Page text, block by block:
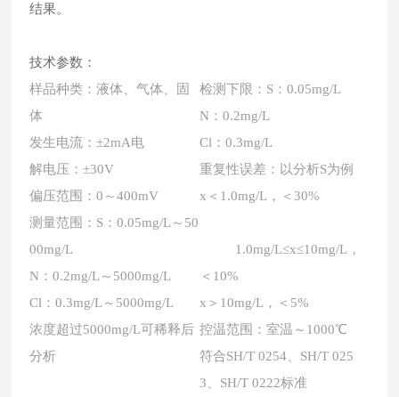
结果。
技术参数：
样品种类：液体、气体、固
体
发生电流：±2mA电
解电压：±30V
偏压范围：0～400mV
测量范围：S：0.05mg/L～50
00mg/L
N：0.2mg/L～5000mg/L
Cl：0.3mg/L～5000mg/L
浓度超过5000mg/L可稀释后
分析
检测下限：S：0.05mg/L
N：0.2mg/L
Cl：0.3mg/L
重复性误差：以分析S为例
x＜1.0mg/L，＜30%
1.0mg/L≤x≤10mg/L，
＜10%
x＞10mg/L，＜5%
控温范围：室温～1000℃
符合SH/T 0254、SH/T 025
3、SH/T 0222标准